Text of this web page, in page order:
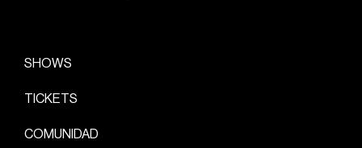
SHOWS
TICKETS
COMUNIDAD